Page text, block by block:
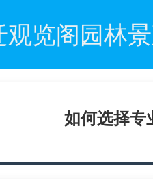
观览阁园林
如何选择专